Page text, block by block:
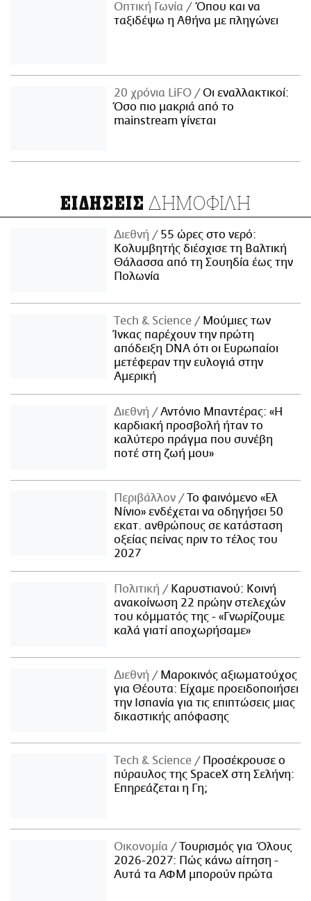
Οπτική Γωνία
Όπου και να
ταξιδέψω η Αθήνα με πληγώνει
20 χρόνια LiFO
Οι εναλλακτικοί:
Όσο πιο μακριά από το
mainstream γίνεται
ΕΙΔΗΣΕΙΣ ΔΗΜΟΦΙΛΗ
Διεθνή
55 ώρες στο νερό:
Κολυμβητής διέσχισε τη Βαλτική
Θάλασσα από τη Σουηδία έως την
Πολωνία
Τech & Science
Μούμιες των
Ίνκας παρέχουν την πρώτη
απόδειξη DNA ότι οι Ευρωπαίοι
μετέφεραν την ευλογιά στην
Αμερική
Διεθνή
Αντόνιο Μπαντέρας: «Η
καρδιακή προσβολή ήταν το
καλύτερο πράγμα που συνέβη
ποτέ στη ζωή μου»
Περιβάλλον
Το φαινόμενο «Ελ
Νίνιο» ενδέχεται να οδηγήσει 50
εκατ. ανθρώπους σε κατάσταση
οξείας πείνας πριν το τέλος του
2027
Πολιτική
Καρυστιανού: Κοινή
ανακοίνωση 22 πρώην στελεχών
του κόμματός της - «Γνωρίζουμε
καλά γιατί αποχωρήσαμε»
Διεθνή
Μαροκινός αξιωματούχος
για Θέουτα: Είχαμε προειδοποιήσει
την Ισπανία για τις επιπτώσεις μιας
δικαστικής απόφασης
Τech & Science
Προσέκρουσε ο
πύραυλος της SpaceX στη Σελήνη:
Επηρεάζεται η Γη;
Οικονομία
Τουρισμός για Όλους
2026-2027: Πώς κάνω αίτηση -
Αυτά τα ΑΦΜ μπορούν πρώτα